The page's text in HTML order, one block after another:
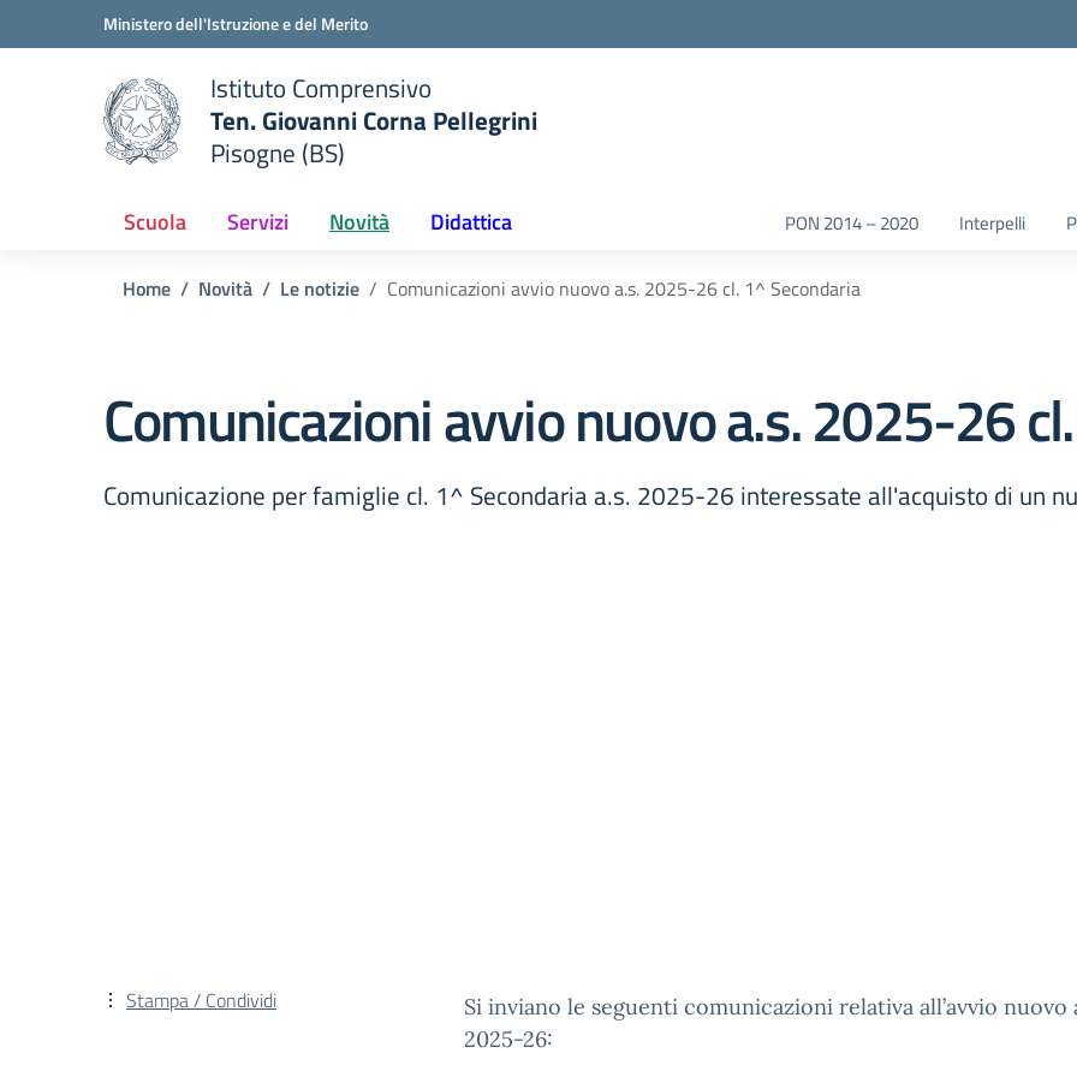
Vai ai contenuti
Vai al menu di navigazioneMinistero dell'Istruzione e del Merito
scuola
Istituto Comprensivo
Ten. Giovanni Corna Pellegrini
Pisogne (BS)
Scuola Servizi Novità Didattica PON 2014 – 2020 Interpelli
Home Novità Le notizie Comunicazioni avvio nuovo a.s. 2025-26 cl. 1^ Secondaria
Comunicazioni avvio nuovo a.s. 2025-26
Comunicazione per famiglie cl. 1^ Secondaria a.s. 2025-26 interessate all'acquisto di un
Si inviano le seguenti comunicazioni relativa all’avvio nuovo
2025-26:
Stampa / Condividi